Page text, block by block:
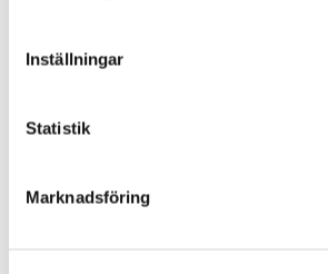
Inställningar
Statistik
Marknadsföring
Sidan senast uppdaterad: